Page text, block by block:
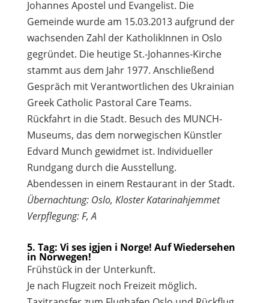
Johannes Apostel und Evangelist. Die
Gemeinde wurde am 15.03.2013 aufgrund der
wachsenden Zahl der KatholikInnen in Oslo
gegründet. Die heutige St.-Johannes-Kirche
stammt aus dem Jahr 1977. Anschließend
Gespräch mit Verantwortlichen des Ukrainian
Greek Catholic Pastoral Care Teams.
Rückfahrt in die Stadt. Besuch des MUNCH-
Museums, das dem norwegischen Künstler
Edvard Munch gewidmet ist. Individueller
Rundgang durch die Ausstellung.
Abendessen in einem Restaurant in der Stadt.
Übernachtung: Oslo, Kloster Katarinahjemmet
Verpflegung: F, A
5. Tag: Vi ses igjen i Norge! Auf Wiedersehen
in Norwegen!
Frühstück in der Unterkunft.
Je nach Flugzeit noch Freizeit möglich.